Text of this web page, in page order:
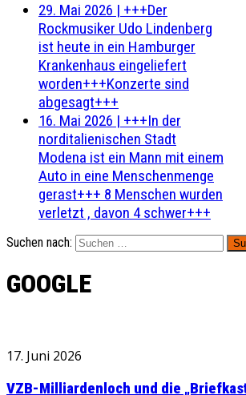
29. Mai 2026 | +++Der
Rockmusiker Udo Lindenberg
ist heute in ein Hamburger
Krankenhaus eingeliefert
worden+++Konzerte sind
abgesagt+++
16. Mai 2026 | +++In der
norditalienischen Stadt
Modena ist ein Mann mit einem
Auto in eine Menschenmenge
gerast+++ 8 Menschen wurden
verletzt , davon 4 schwer+++
Suchen nach:
GOOGLE
17. Juni 2026
VZB-Milliardenloch und die